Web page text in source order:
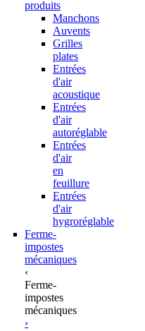
produits
Manchons
Auvents
Grilles
plates
Entrées
d'air
acoustique
Entrées
d'air
autoréglable
Entrées
d'air
en
feuillure
Entrées
d'air
hygroréglable
Ferme-
impostes
mécaniques
‹
Ferme-
impostes
mécaniques
›